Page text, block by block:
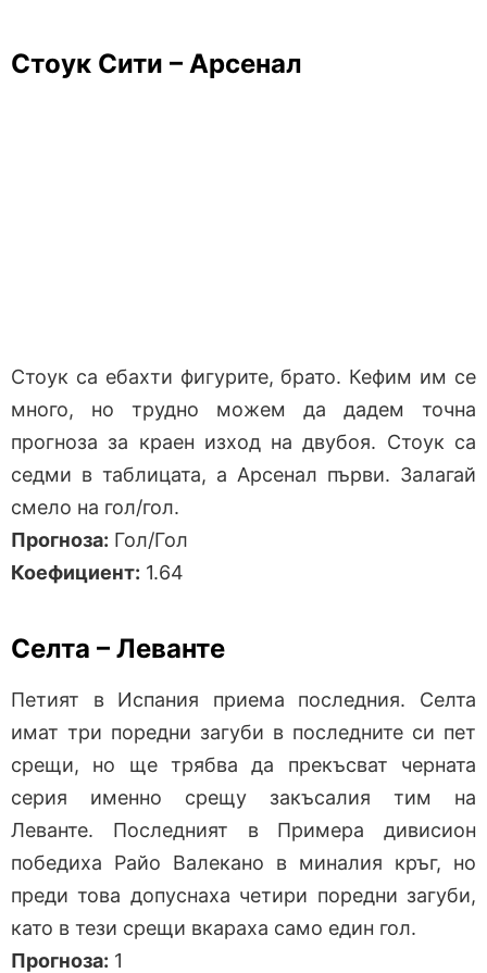
Стоук Сити – Арсенал
Стоук са ебахти фигурите, брато. Кефим им се
много, но трудно можем да дадем точна
прогноза за краен изход на двубоя. Стоук са
седми в таблицата, а Арсенал първи. Залагай
смело на гол/гол.
Прогноза: Гол/Гол
Коефициент: 1.64
Селта – Леванте
Петият в Испания приема последния. Селта
имат три поредни загуби в последните си пет
срещи, но ще трябва да прекъсват черната
серия именно срещу закъсалия тим на
Леванте. Последният в Примера дивисион
победиха Райо Валекано в миналия кръг, но
преди това допуснаха четири поредни загуби,
като в тези срещи вкараха само един гол.
Прогноза: 1